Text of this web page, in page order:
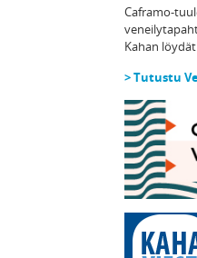
Caframo-
Kahan
> Tutustu